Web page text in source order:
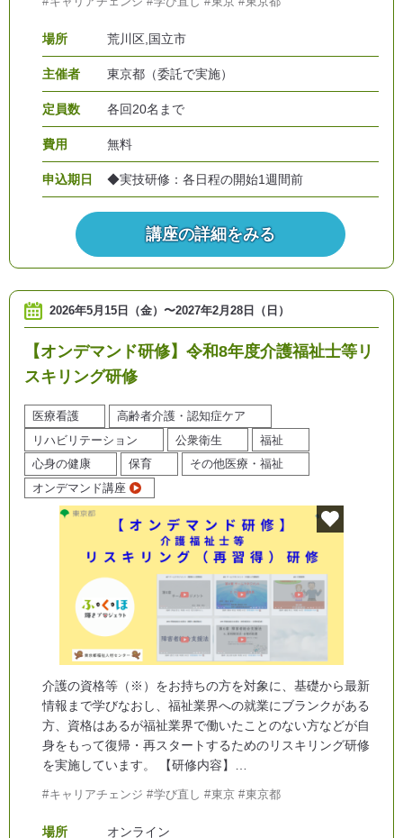
場所 荒川区,国立市
主催者 東京都（委託で実施）
定員数 各回20名まで
費用 無料
申込期日 ◆実技研修：各日程の開始1週間前
講座の詳細をみる
2026年5月15日（金） 〜2027年2月28日（日）
【オンデマンド研修】令和8年度介護福祉士等リ
スキリング研修
医療看護
高齢者介護・認知症ケア
リハビリテーション
公衆衛生
福祉
心身の健康
保育
その他医療・福祉
オンデマンド講座
介護の資格等（※）をお持ちの方を対象に、基礎から最新
情報まで学びなおし、福祉業界への就業にブランクがある
方、資格はあるが福祉業界で働いたことのない方などが自
身をもって復帰・再スタートするためのリスキリング研修
を実施しています。 【研修内容】…
キャリアチェンジ 学び直し 東京 東京都
場所 オンライン